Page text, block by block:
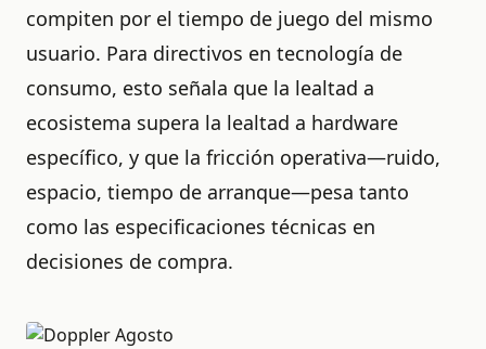
compiten por el tiempo de juego del mismo
usuario. Para directivos en tecnología de
consumo, esto señala que la lealtad a
ecosistema supera la lealtad a hardware
específico, y que la fricción operativa—ruido,
espacio, tiempo de arranque—pesa tanto
como las especificaciones técnicas en
decisiones de compra.